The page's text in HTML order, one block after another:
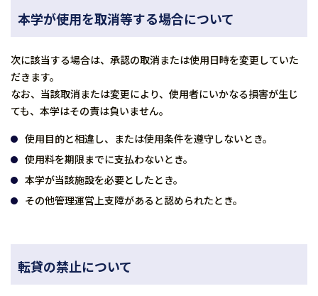
本学が使用を取消等する場合について
次に該当する場合は、承認の取消または使用日時を変更していた
だきます。
なお、当該取消または変更により、使用者にいかなる損害が生じ
ても、本学はその責は負いません。
使用目的と相違し、または使用条件を遵守しないとき。
使用料を期限までに支払わないとき。
本学が当該施設を必要としたとき。
その他管理運営上支障があると認められたとき。
転貸の禁止について